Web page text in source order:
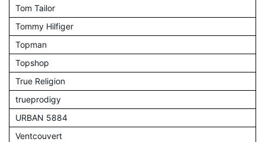
Tom Tailor
Tommy Hilfiger
Topman
Topshop
True Religion
trueprodigy
URBAN 5884
Ventcouvert